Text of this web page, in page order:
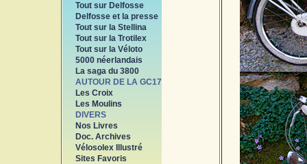
Tout sur Delfosse
Delfosse et la presse
Tout sur la Stellina
Tout sur la Trotilex
Tout sur la Véloto
5000 néerlandais
La saga du 3800
AUTOUR DE LA GC17
Les Croix
Les Moulins
DIVERS
Nos Livres
Doc. Archives
Vélosolex Illustré
Sites Favoris